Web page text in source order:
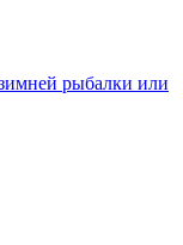
рыбалки или